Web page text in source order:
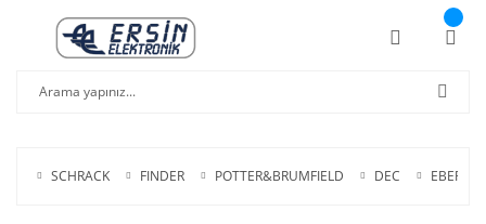
SCHRACK FINDER POTTER&BRUMFIELD DEC EBERLE